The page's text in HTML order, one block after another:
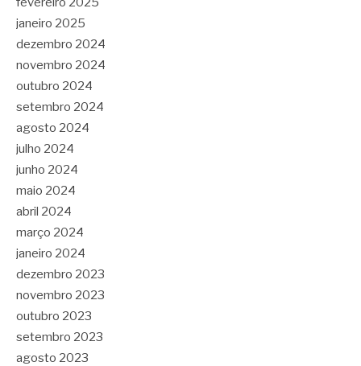
janeiro 2025
dezembro 2024
novembro 2024
outubro 2024
setembro 2024
agosto 2024
julho 2024
junho 2024
maio 2024
abril 2024
março 2024
janeiro 2024
dezembro 2023
novembro 2023
outubro 2023
setembro 2023
agosto 2023